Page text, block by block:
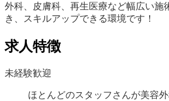
外科、皮膚科、再生医療など幅広い施
き、スキルアップできる環境です！
求人特徴
未経験歓迎
ほとんどのスタッフさんが美容